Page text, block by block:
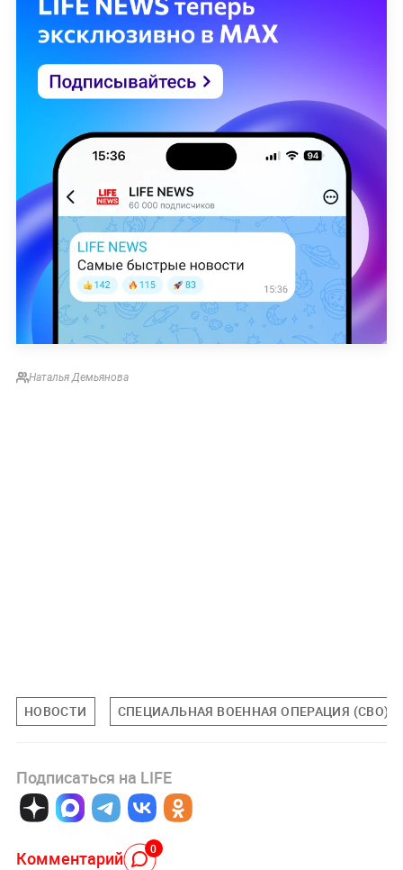
Наталья Демьянова
НОВОСТИ СПЕЦИАЛЬНАЯ ВОЕННАЯ ОПЕРАЦИЯ (СВО)
Подписаться на LIFE
Комментарий 0